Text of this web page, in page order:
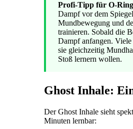
Profi-Tipp für O-
Dampf vor dem
Mundbewegung und
trainieren. Sobald die
Dampf anfangen. Viele
sie gleichzeitig
Stoß lernern wollen.
Ghost Inhale:
Der Ghost Inhale sieht
Minuten lernbar: